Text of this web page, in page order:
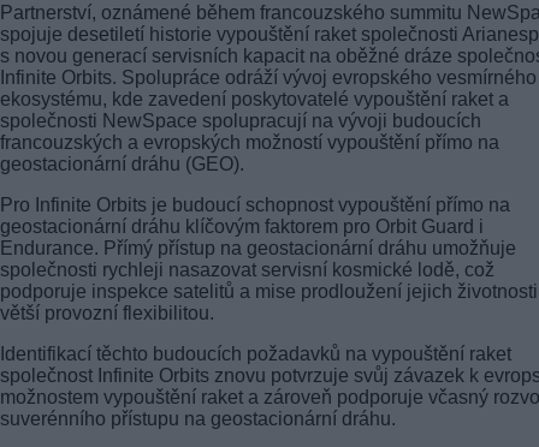
Partnerství, oznámené během francouzského summitu
spojuje desetiletí historie vypouštění raket společnosti
s novou generací servisních kapacit na oběžné dráze
Infinite Orbits. Spolupráce odráží vývoj evropského vesmírného
ekosystému, kde zavedení poskytovatelé vypouštění raket a
společnosti NewSpace spolupracují na vývoji budoucích
francouzských a evropských možností vypouštění přímo na
geostacionární dráhu (GEO).
Pro Infinite Orbits je budoucí schopnost vypouštění přímo na
geostacionární dráhu klíčovým faktorem pro Orbit Guard i
Endurance. Přímý přístup na geostacionární dráhu umožňuje
společnosti rychleji nasazovat servisní kosmické lodě, což
podporuje inspekce satelitů a mise prodloužení jejich
větší provozní flexibilitou.
Identifikací těchto budoucích požadavků na vypouštění raket
společnost Infinite Orbits znovu potvrzuje svůj závazek k
možnostem vypouštění raket a zároveň podporuje včasný
suverénního přístupu na geostacionární dráhu.